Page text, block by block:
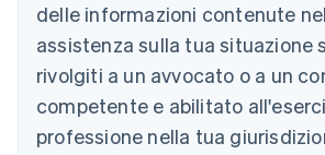
delle informazioni contenute
assistenza sulla tua situazione
rivolgiti a un avvocato o a un
competente e abilitato
professione nella tua
PortuguêsEnglish
Bulgaria
English
Canada
EnglishFrançais
Cina continentale
简体中文English